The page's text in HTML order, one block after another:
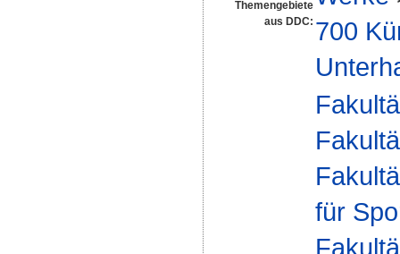
Themengebiete
aus DDC: 700
für